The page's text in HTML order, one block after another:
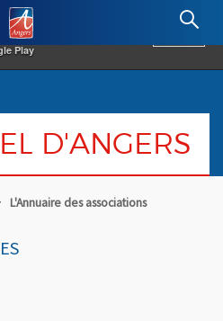
Play
Angers.fr : Retour à l'accueil
D'ANGERS
L'Annuaire des associations